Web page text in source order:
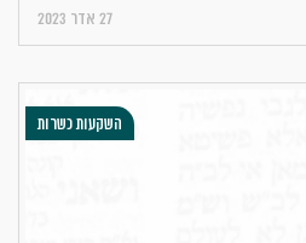
27 אדר 2023
השקעות כשרות